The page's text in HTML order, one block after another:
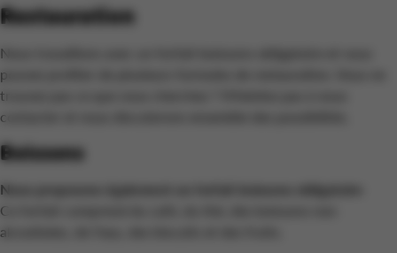
Restauration
Nous travaillons avec un forfait boissons obligatoire et vous
pouvez profiter de plusieurs formules de restauration. Vous ne
trouvez pas ce que vous cherchez ? N'hésitez pas à nous
contacter et nous discuterons ensemble des possibilités.
Boissons
Nous proposons également un forfait boissons obligatoire
Ce forfait comprend du café, du thé, des boissons non
alcoolisées, de l'eau, des biscuits et des fruits.